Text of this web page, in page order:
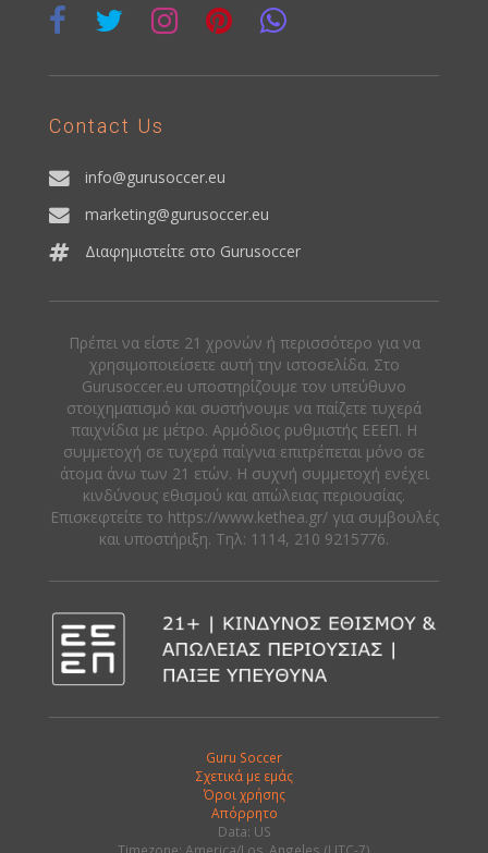
Contact Us
info@gurusoccer.eu
marketing@gurusoccer.eu
Διαφημιστείτε στο Gurusoccer
Πρέπει να είστε 21 χρονών ή περισσότερο για να
χρησιμοποιείσετε αυτή την ιστοσελίδα. Στο
Gurusoccer.eu υποστηρίζουμε τον υπεύθυνο
στοιχηματισμό και συστήνουμε να παίζετε τυχερά
παιχνίδια με μέτρο. Αρμόδιος ρυθμιστής ΕΕΕΠ. Η
συμμετοχή σε τυχερά παίγνια επιτρέπεται μόνο σε
άτομα άνω των 21 ετών. Η συχνή συμμετοχή ενέχει
κινδύνους εθισμού και απώλειας περιουσίας.
Eπισκεφτείτε το https://www.kethea.gr/ για συμβουλές
και υποστήριξη. Tηλ: 1114, 210 9215776.
Guru Soccer
Σχετικά με εμάς
Όροι χρήσης
Απόρρητο
Data: US
Timezone: America/Los_Angeles (UTC-7)